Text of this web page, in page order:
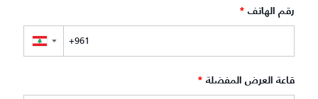
رقم الهاتف *
▼
قاعة العرض المفضلة *